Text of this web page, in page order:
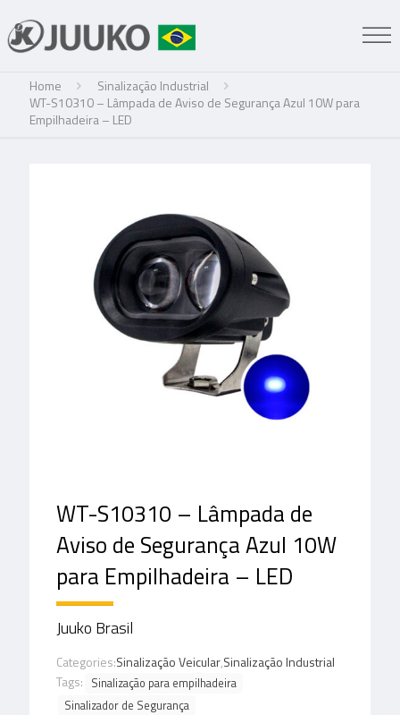
Home
Sinalização Industrial
WT-S10310 – Lâmpada de Aviso de Segurança Azul 10W para
Empilhadeira – LED
WT-S10310 – Lâmpada de
Aviso de Segurança Azul 10W
para Empilhadeira – LED
Juuko Brasil
Categories:Sinalização Veicular,Sinalização Industrial
Tags: Sinalização para empilhadeira
Sinalizador de Segurança